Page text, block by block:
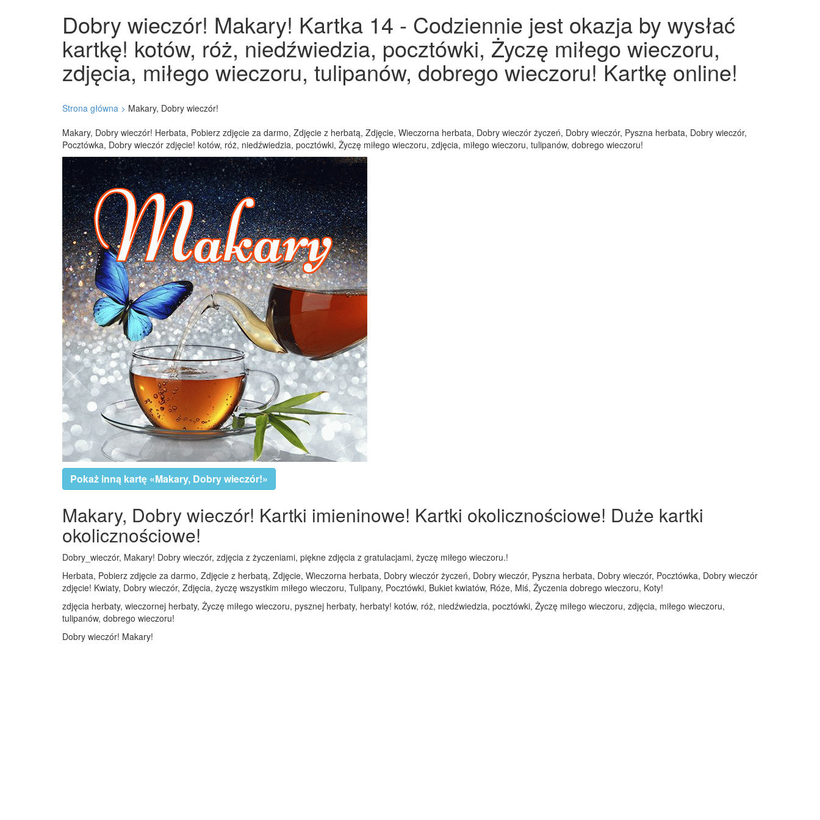
Dobry wieczór! Makary! Kartka 14 - Codziennie jest okazja by wysłać
kartkę! kotów, róż, niedźwiedzia, pocztówki, Życzę miłego wieczoru,
zdjęcia, miłego wieczoru, tulipanów, dobrego wieczoru! Kartkę online!
Strona główna > Makary, Dobry wieczór!
Makary, Dobry wieczór! Herbata, Pobierz zdjęcie za darmo, Zdjęcie z herbatą, Zdjęcie, Wieczorna herbata, Dobry wieczór życzeń, Dobry wieczór, Pyszna herbata, Dobry wieczór,
Pocztówka, Dobry wieczór zdjęcie! kotów, róż, niedźwiedzia, pocztówki, Życzę miłego wieczoru, zdjęcia, miłego wieczoru, tulipanów, dobrego wieczoru!
Pokaż inną kartę «Makary, Dobry wieczór!»
Makary, Dobry wieczór! Kartki imieninowe! Kartki okolicznościowe! Duże kartki
okolicznościowe!
Dobry_wieczór, Makary! Dobry wieczór, zdjęcia z życzeniami, piękne zdjęcia z gratulacjami, życzę miłego wieczoru.!
Herbata, Pobierz zdjęcie za darmo, Zdjęcie z herbatą, Zdjęcie, Wieczorna herbata, Dobry wieczór życzeń, Dobry wieczór, Pyszna herbata, Dobry wieczór, Pocztówka, Dobry wieczór
zdjęcie! Kwiaty, Dobry wieczór, Zdjęcia, życzę wszystkim miłego wieczoru, Tulipany, Pocztówki, Bukiet kwiatów, Róże, Miś, Życzenia dobrego wieczoru, Koty!
zdjęcia herbaty, wieczornej herbaty, Życzę miłego wieczoru, pysznej herbaty, herbaty! kotów, róż, niedźwiedzia, pocztówki, Życzę miłego wieczoru, zdjęcia, miłego wieczoru,
tulipanów, dobrego wieczoru!
Dobry wieczór! Makary!